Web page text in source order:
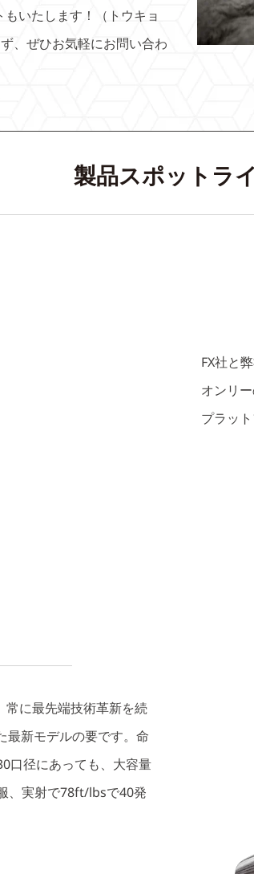
いたします！（トウキョ
、ぜひお気軽にお問い合わ
製品スポットラ
FX社と
オンリ
プラッ
常に最先端技術革新を続
最新モデルの要です。命
口径にあっても、大容量
、実射で78ft/lbsで40発